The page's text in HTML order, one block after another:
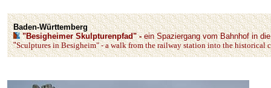
Baden-Württemberg
"Besigheimer Skulpturenpfad" -ein Spaziergang vom Bahnhof in
"Sculptures in Besigheim" - a walk from the railway station into the historical